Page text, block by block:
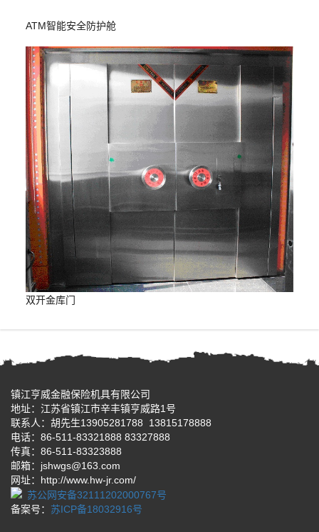
ATM智能安全防护舱
双开金库门
镇江亨威金融保险机具有限公司
地址：江苏省镇江市辛丰镇亨威路1号
联系人：胡先生13905281788 13815178888
电话：86-511-83321888 83327888
传真：86-511-83323888
邮箱：jshwgs@163.com
网址：http://www.hw-jr.com/
苏公网安备32111202000767号
备案号： 苏ICP备18032916号